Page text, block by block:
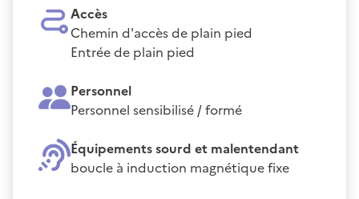
Accès
Chemin d'accès de plain pied
Entrée de plain pied
Personnel
Personnel sensibilisé / formé
Équipements sourd et malentendant
boucle à induction magnétique fixe